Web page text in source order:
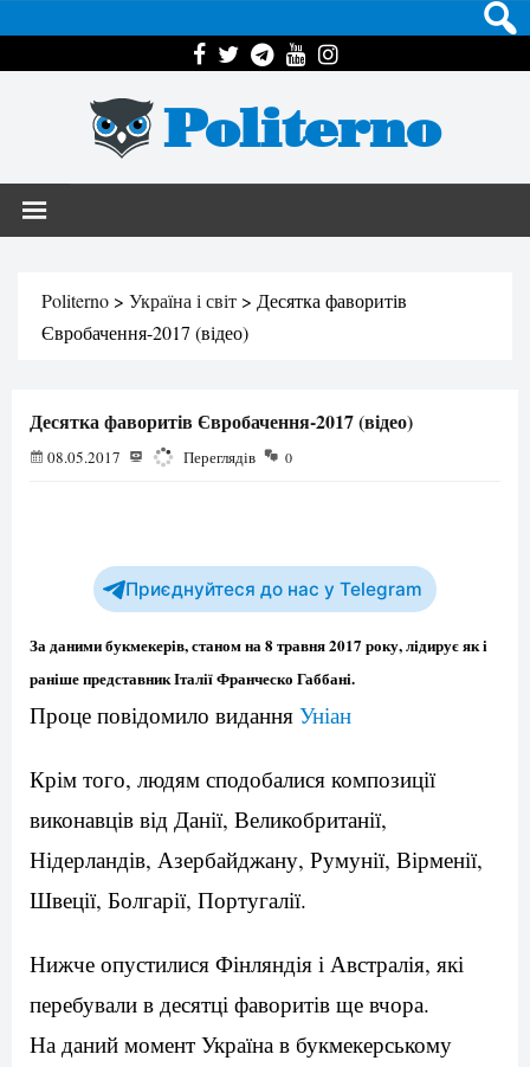
Politerno
Politerno > Україна і світ > Десятка фаворитів
Євробачення-2017 (відео)
Десятка фаворитів Євробачення-2017 (відео)
08.05.2017 2033 Переглядів 0
Приєднуйтеся до нас у Telegram
За даними букмекерів, станом на 8 травня 2017 року, лідирує як і
раніше представник Італії Франческо Габбані.
Проце повідомило видання Уніан
Крім того, людям сподобалися композиції
виконавців від Данії, Великобританії,
Нідерландів, Азербайджану, Румунії, Вірменії,
Швеції, Болгарії, Португалії.
Нижче опустилися Фінляндія і Австралія, які
перебували в десятці фаворитів ще вчора.
На даний момент Україна в букмекерському